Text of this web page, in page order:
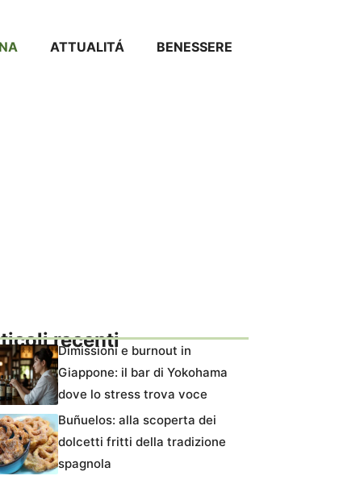
ATTUALITÁ BENESSERE
recenti
Dimissioni e burnout in
Giappone: il bar di Yokohama
dove lo stress trova voce
Buñuelos: alla scoperta dei
dolcetti fritti della tradizione
spagnola